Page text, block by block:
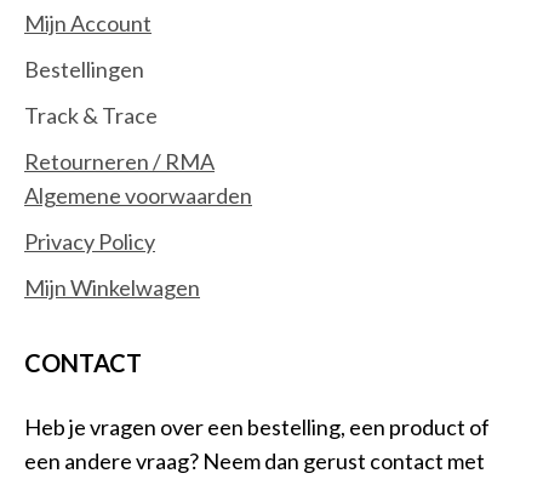
Mijn Account
Bestellingen
Track & Trace
Retourneren / RMA
Algemene voorwaarden
Privacy Policy
Mijn Winkelwagen
CONTACT
Heb je vragen over een bestelling, een product of
een andere vraag? Neem dan gerust contact met